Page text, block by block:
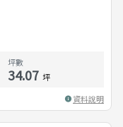
坪數
34.07 坪
資料說明